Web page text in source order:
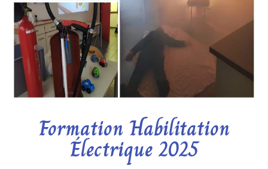
Formation Habilitation
Électrique 2025